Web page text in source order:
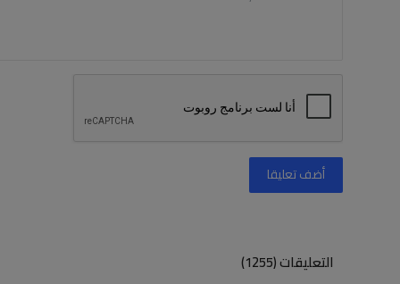
أضف تعليقا
التعليقات (1255)